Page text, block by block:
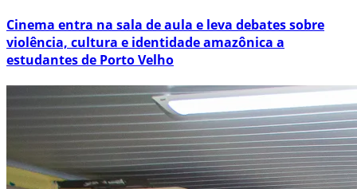
Cinema entra na sala de aula e leva debates sobre
violência, cultura e identidade amazônica a
estudantes de Porto Velho